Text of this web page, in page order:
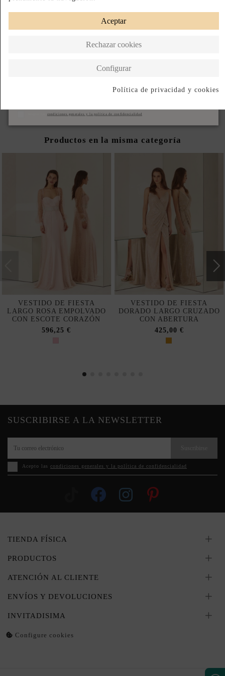
Productos en la misma categoría
VESTIDO DE FIESTA
LARGO ROSA EMPOLVADO
CON ESCOTE CORAZÓN
596,25 €
VESTIDO DE FIESTA
DORADO LARGO CRUZADO
CON ABERTURA
425,00 €
SUSCRIBIRSE A LA NEWSLETTER
Acepto las condiciones generales y la política de confidencialidad
TIENDA FÍSICA
PRODUCTOS
ATENCIÓN AL CLIENTE
ENVÍOS Y DEVOLUCIONES
INVITADISIMA
Configure cookies
condiciones generales y la política de confidencialidad
Aceptar
Rechazar cookies
Configurar
Política de privacidad y cookies